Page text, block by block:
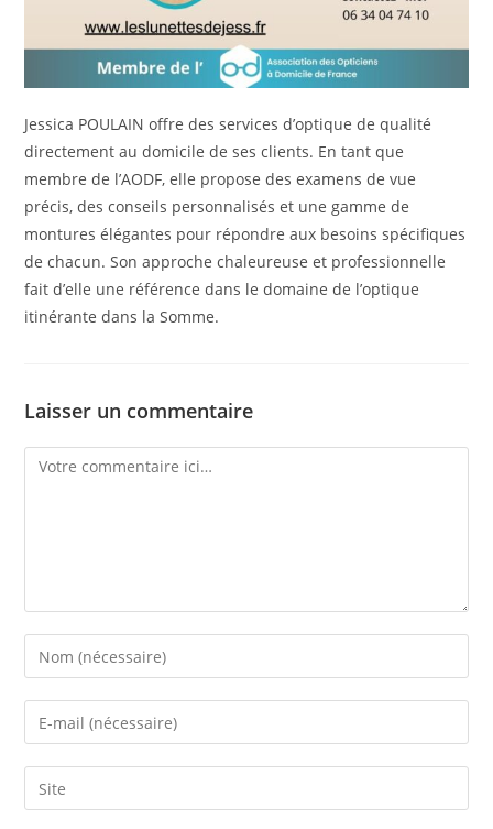
Jessica POULAIN offre des services d’optique de qualité
directement au domicile de ses clients. En tant que
membre de l’AODF, elle propose des examens de vue
précis, des conseils personnalisés et une gamme de
montures élégantes pour répondre aux besoins spécifiques
de chacun. Son approche chaleureuse et professionnelle
fait d’elle une référence dans le domaine de l’optique
itinérante dans la Somme.
Laisser un commentaire